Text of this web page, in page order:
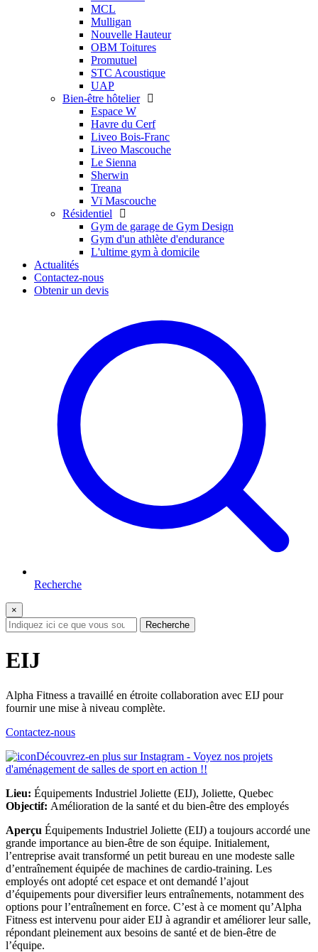
MCL
Mulligan
Nouvelle Hauteur
OBM Toitures
Promutuel
STC Acoustique
UAP
Bien-être hôtelier
Espace W
Havre du Cerf
Liveo Bois-Franc
Liveo Mascouche
Le Sienna
Sherwin
Treana
Vï Mascouche
Résidentiel
Gym de garage de Gym Design
Gym d'un athlète d'endurance
L'ultime gym à domicile
Actualités
Contactez-nous
Obtenir un devis
Recherche
×
Recherche
EIJ
Alpha Fitness a travaillé en étroite collaboration avec EIJ pour
fournir une mise à niveau complète.
Contactez-nous
Découvrez-en plus sur Instagram - Voyez nos projets
d'aménagement de salles de sport en action !!
Lieu: Équipements Industriel Joliette (EIJ), Joliette, Quebec
Objectif: Amélioration de la santé et du bien-être des employés
Aperçu Équipements Industriel Joliette (EIJ) a toujours accordé une
grande importance au bien-être de son équipe. Initialement,
l’entreprise avait transformé un petit bureau en une modeste salle
d’entraînement équipée de machines de cardio-training. Les
employés ont adopté cet espace et ont demandé l’ajout
d’équipements pour diversifier leurs entraînements, notamment des
options pour l’entraînement en force. C’est à ce moment qu’Alpha
Fitness est intervenu pour aider EIJ à agrandir et améliorer leur salle,
répondant pleinement aux besoins de santé et de bien-être de
l’équipe.